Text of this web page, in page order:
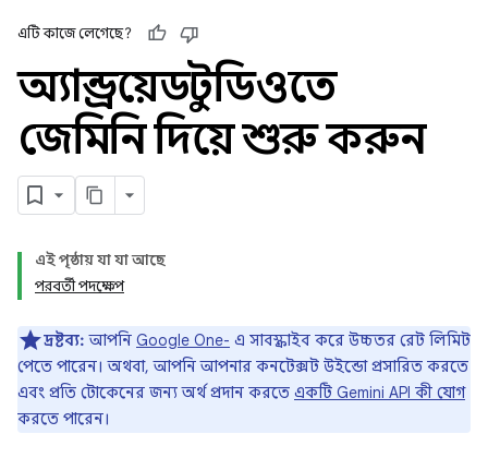
এটি কাজে লেগেছে?
অ্যান্ড্রয়েড স্টুডিওতে
জেমিনি দিয়ে শুরু করুন
এই পৃষ্ঠায় যা যা আছে
পরবর্তী পদক্ষেপ
দ্রষ্টব্য: আপনি Google One- এ সাবস্ক্রাইব করে উচ্চতর রেট লিমিট
পেতে পারেন। অথবা, আপনি আপনার কনটেক্সট উইন্ডো প্রসারিত করতে
এবং প্রতি টোকেনের জন্য অর্থ প্রদান করতে একটি Gemini API কী যোগ
করতে পারেন।